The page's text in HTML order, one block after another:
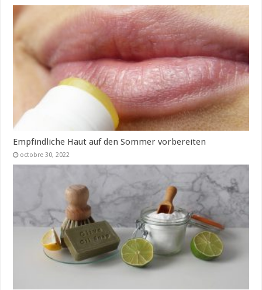
Empfindliche Haut auf den Sommer vorbereiten
octobre 30, 2022